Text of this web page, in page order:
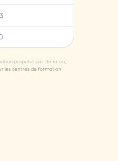
propulsé par Dendreo,
les centres de formation